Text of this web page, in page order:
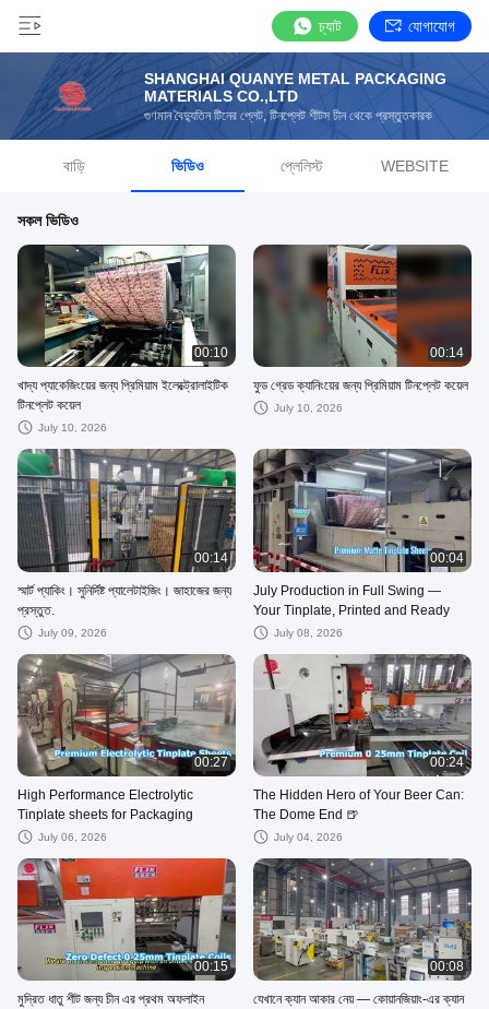
চ্যাট যোগাযোগ
SHANGHAI QUANYE METAL PACKAGING
MATERIALS CO.,LTD
গুণমান বৈদ্যুতিন টিনের প্লেট, টিনপ্লেট শীটস চীন থেকে প্রস্তুতকারক
বাড়ি ভিডিও প্লেলিস্ট WEBSITE
সকল ভিডিও
00:10
খাদ্য প্যাকেজিংয়ের জন্য প্রিমিয়াম ইলেক্ট্রোলাইটিক
টিনপ্লেট কয়েল
July 10, 2026
00:14
ফুড গ্রেড ক্যানিংয়ের জন্য প্রিমিয়াম টিনপ্লেট কয়েল
July 10, 2026
00:14
স্মার্ট প্যাকিং। সুনির্দিষ্ট প্যালেটাইজিং। জাহাজের জন্য
প্রস্তুত.
July 09, 2026
00:04
July Production in Full Swing —
Your Tinplate, Printed and Ready
July 08, 2026
00:27
High Performance Electrolytic
Tinplate sheets for Packaging
July 06, 2026
00:24
The Hidden Hero of Your Beer Can:
The Dome End 🍺
July 04, 2026
00:15
মুদ্রিত ধাতু শীট জন্য চীন এর প্রথম অফলাইন
00:08
যেখানে ক্যান আকার নেয় — কোয়ানজিয়াং-এর ক্যান